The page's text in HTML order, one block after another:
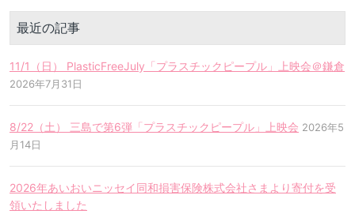
最近の記事
11/1（日） PlasticFreeJuly「プラスチックピープル」上映会＠鎌倉
2026年7月31日
8/22（土） 三島で第6弾「プラスチックピープル」上映会 2026年5
月14日
2026年あいおいニッセイ同和損害保険株式会社さまより寄付を受
領いたしました